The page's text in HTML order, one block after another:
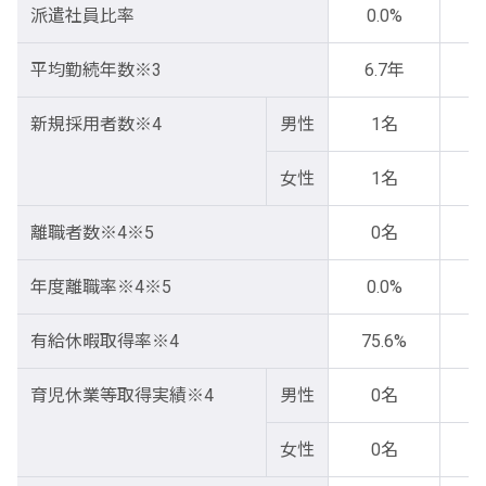
派遣社員比率 0.0%
平均勤続年数※3 6.7年
新規採用者数※4 男性 1名
女性 1名
離職者数※4※5 0名
年度離職率※4※5 0.0%
有給休暇取得率※4 75.6%
育児休業等取得実績※4 男性 0名
女性 0名